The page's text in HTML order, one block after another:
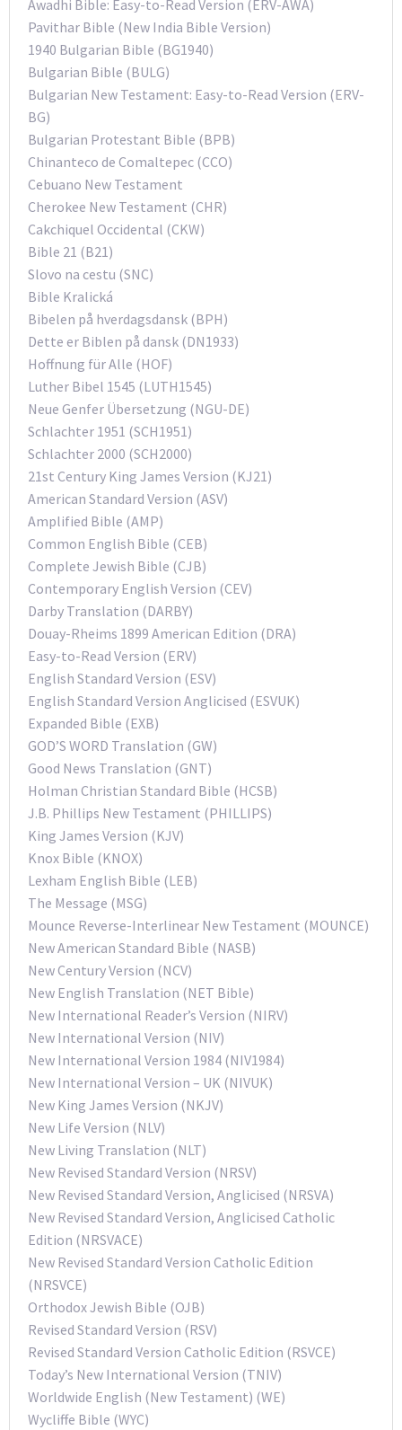
Awadhi Bible: Easy-to-Read Version (ERV-AWA)
Pavithar Bible (New India Bible Version)
1940 Bulgarian Bible (BG1940)
Bulgarian Bible (BULG)
Bulgarian New Testament: Easy-to-Read Version (ERV-
BG)
Bulgarian Protestant Bible (BPB)
Chinanteco de Comaltepec (CCO)
Cebuano New Testament
Cherokee New Testament (CHR)
Cakchiquel Occidental (CKW)
Bible 21 (B21)
Slovo na cestu (SNC)
Bible Kralická
Bibelen på hverdagsdansk (BPH)
Dette er Biblen på dansk (DN1933)
Hoffnung für Alle (HOF)
Luther Bibel 1545 (LUTH1545)
Neue Genfer Übersetzung (NGU-DE)
Schlachter 1951 (SCH1951)
Schlachter 2000 (SCH2000)
21st Century King James Version (KJ21)
American Standard Version (ASV)
Amplified Bible (AMP)
Common English Bible (CEB)
Complete Jewish Bible (CJB)
Contemporary English Version (CEV)
Darby Translation (DARBY)
Douay-Rheims 1899 American Edition (DRA)
Easy-to-Read Version (ERV)
English Standard Version (ESV)
English Standard Version Anglicised (ESVUK)
Expanded Bible (EXB)
GOD’S WORD Translation (GW)
Good News Translation (GNT)
Holman Christian Standard Bible (HCSB)
J.B. Phillips New Testament (PHILLIPS)
King James Version (KJV)
Knox Bible (KNOX)
Lexham English Bible (LEB)
The Message (MSG)
Mounce Reverse-Interlinear New Testament (MOUNCE)
New American Standard Bible (NASB)
New Century Version (NCV)
New English Translation (NET Bible)
New International Reader’s Version (NIRV)
New International Version (NIV)
New International Version 1984 (NIV1984)
New International Version – UK (NIVUK)
New King James Version (NKJV)
New Life Version (NLV)
New Living Translation (NLT)
New Revised Standard Version (NRSV)
New Revised Standard Version, Anglicised (NRSVA)
New Revised Standard Version, Anglicised Catholic
Edition (NRSVACE)
New Revised Standard Version Catholic Edition
(NRSVCE)
Orthodox Jewish Bible (OJB)
Revised Standard Version (RSV)
Revised Standard Version Catholic Edition (RSVCE)
Today’s New International Version (TNIV)
Worldwide English (New Testament) (WE)
Wycliffe Bible (WYC)